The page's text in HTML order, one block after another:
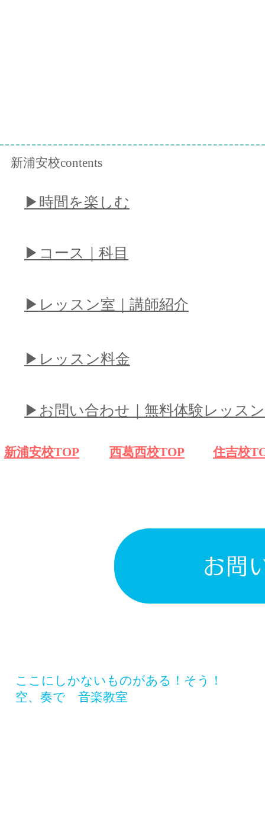
新浦安校contents
​▶︎時間を楽しむ
​▶︎コース｜科目
​▶︎レッスン室｜講師紹介
​▶︎レッスン料金
​▶︎お問い合わせ｜無料体験レッスン
​新浦安校TOP ​西葛西校TOP 住吉校
お問
​ここにしかないものがある！そう！
空、奏で 音楽教室